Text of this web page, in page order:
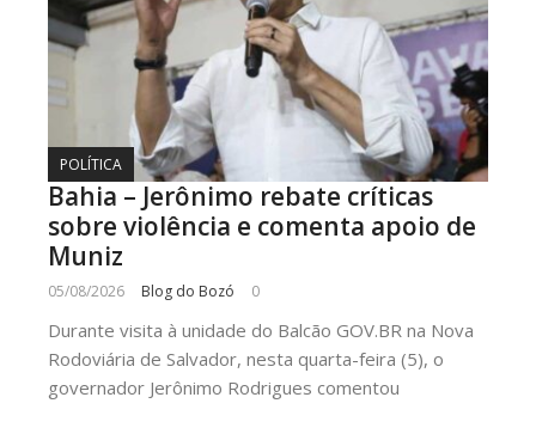
POLÍTICA
Bahia – Jerônimo rebate críticas
sobre violência e comenta apoio de
Muniz
05/08/2026 Blog do Bozó 0
Durante visita à unidade do Balcão GOV.BR na Nova
Rodoviária de Salvador, nesta quarta-feira (5), o
governador Jerônimo Rodrigues comentou